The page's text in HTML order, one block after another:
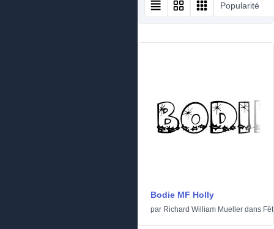
Popularité
Bodie MF Holly
par Richard William Mueller dans